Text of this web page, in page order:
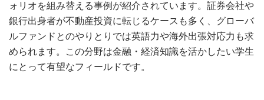
ォリオを組み替える事例が紹介されています。証券会社や
銀行出身者が不動産投資に転じるケースも多く、グローバ
ルファンドとのやりとりでは英語力や海外出張対応力も求
められます。この分野は金融・経済知識を活かしたい学生
にとって有望なフィールドです。